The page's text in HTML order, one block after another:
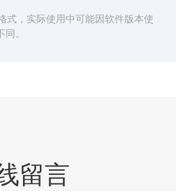
式，实际使用中可能因软件版本使
。
留言